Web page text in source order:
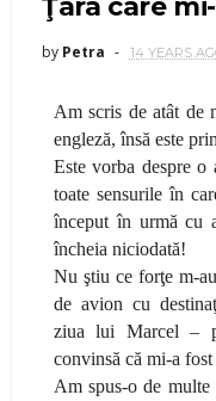
Ţara care
by Petra 14 YEARS
Am scris de atât de
engleză, însă este
Este vorba despre o
toate sensurile în
început în urmă cu
încheia niciodată!
Nu ştiu ce forţe m-
de avion cu
ziua lui Marcel –
convinsă că mi-a
Am spus-o de multe